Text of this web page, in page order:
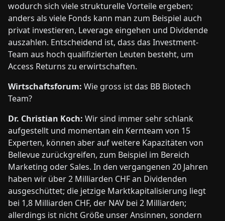
wodurch sich viele strukturelle Vorteile ergeben;
anders als viele Fonds kann man zum Beispiel auch
privat investieren, Leverage eingehen und Dividende
auszahlen. Entscheidend ist, dass das Investment-
Team aus hoch qualifizierten Leuten besteht, um
Access Returns zu erwirtschaften.
Wirtschaftsforum: Wie gross ist das BB Biotech
Team?
Dr. Christian Koch: Wir sind immer sehr schlank
aufgestellt und momentan ein Kernteam von 15
Experten, können aber auf weitere Kapazitäten von
Bellevue zurückgreifen, zum Beispiel im Bereich
Marketing oder Sales. In den vergangenen 20 Jahren
haben wir über 2 Milliarden CHF an Dividenden
ausgeschüttet; die jetzige Marktkapitalisierung liegt
bei 1,8 Milliarden CHF, der NAV bei 2 Milliarden;
allerdings ist nicht Größe unser Ansinnen, sondern